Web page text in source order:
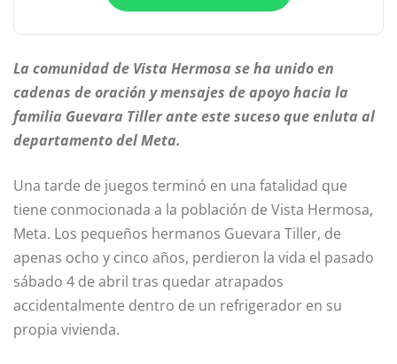
La comunidad de Vista Hermosa se ha unido en
cadenas de oración y mensajes de apoyo hacia la
familia Guevara Tiller ante este suceso que enluta al
departamento del Meta.
Una tarde de juegos terminó en una fatalidad que
tiene conmocionada a la población de Vista Hermosa,
Meta. Los pequeños hermanos Guevara Tiller, de
apenas ocho y cinco años, perdieron la vida el pasado
sábado 4 de abril tras quedar atrapados
accidentalmente dentro de un refrigerador en su
propia vivienda.